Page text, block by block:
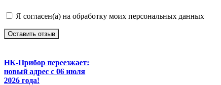
Я согласен(а) на обработку моих персональных данных
Оставить отзыв
НК-Прибор переезжает:
новый адрес с 06 июля
2026 года!